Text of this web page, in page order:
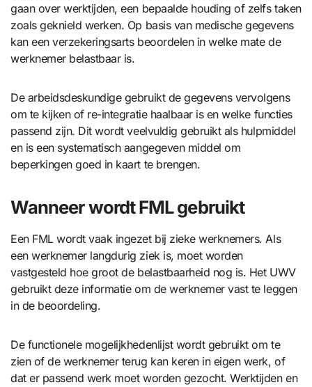
gaan over werktijden, een bepaalde houding of zelfs taken
zoals geknield werken. Op basis van medische gegevens
kan een verzekeringsarts beoordelen in welke mate de
werknemer belastbaar is.
De arbeidsdeskundige gebruikt de gegevens vervolgens
om te kijken of re-integratie haalbaar is en welke functies
passend zijn. Dit wordt veelvuldig gebruikt als hulpmiddel
en is een systematisch aangegeven middel om
beperkingen goed in kaart te brengen.
Wanneer wordt FML gebruikt
Een FML wordt vaak ingezet bij zieke werknemers. Als
een werknemer langdurig ziek is, moet worden
vastgesteld hoe groot de belastbaarheid nog is. Het UWV
gebruikt deze informatie om de werknemer vast te leggen
in de beoordeling.
De functionele mogelijkhedenlijst wordt gebruikt om te
zien of de werknemer terug kan keren in eigen werk, of
dat er passend werk moet worden gezocht. Werktijden en